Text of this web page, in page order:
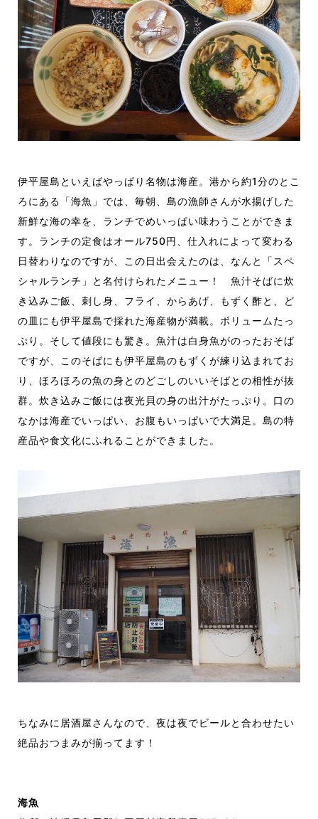
伊平屋島 といえばやっぱり名物は海産。 港から約1分のとこ
ろにある「海魚」では、毎朝、島の漁師さんが水揚げした
新鮮な海の幸を
、ランチでめいっぱい味わうことができま
す。ランチの定食はオール750円、 仕入れによって変わる
日替わりなのですが、この日出会えたのは、なんと「 スペ
シャルランチ 」 と名付けられた メニュー ！ 魚汁そばに炊
き込みご飯、刺し身、フライ、 からあげ、 もずく 酢と、ど
の皿にも伊平屋島で採れた海産物が満載。ボリュームたっ
ぷり。 そして値段にも驚き。 魚汁は白身魚がのったおそば
ですが、このそばにも伊平屋島のもずくが練り込まれてお
り、 ほろほろの魚の身と のどごしのいいそばとの相性が抜
群。 炊き込みご飯には夜光貝の身の出汁がたっぷり 。 口の
なかは海産でいっぱい 、お腹 も いっぱいで大満足。島の特
産品や食文化にふれることができました。
ちなみに居酒屋さんなので、夜は夜でビールと合わせたい
絶品おつまみが揃ってます ！
海魚